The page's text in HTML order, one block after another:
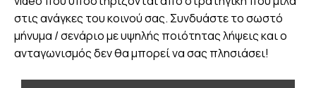
στις ανάγκες του κοινού σας. Συνδυάστε το σωστό
μήνυμα / σενάριο με υψηλής ποιότητας λήψεις και ο
ανταγωνισμός δεν θα μπορεί να σας πλησιάσει!